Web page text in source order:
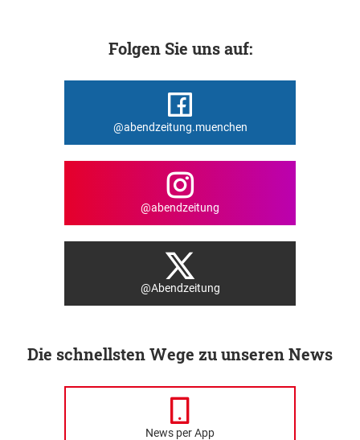
Folgen Sie uns auf:
@abendzeitung.muenchen
@abendzeitung
@Abendzeitung
Die schnellsten Wege zu unseren News
News per App